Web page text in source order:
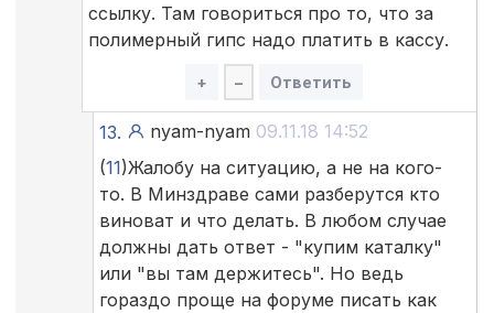
ссылку. Там говориться про то, что за
полимерный гипс надо платить в кассу.
+ – Ответить
13. nyam-nyam 09.11.18 14:52
(11)Жалобу на ситуацию, а не на кого-
то. В Минздраве сами разберутся кто
виноват и что делать. В любом случае
должны дать ответ - "купим каталку"
или "вы там держитесь". Но ведь
гораздо проще на форуме писать как